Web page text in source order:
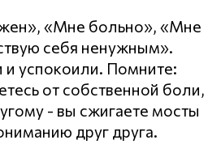
«Мне больно», «Мне
себя ненужным».
и успокоили. Помните:
от собственной боли,
- вы сжигаете мосты
друг друга.